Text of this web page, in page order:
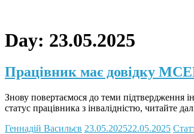
Day: 23.05.2025
Працівник має довідку
Знову повертаємося до теми підтвердження
статус працівника з інвалідністю, читайте
Геннадій Васильєв 23.05.202522.05.2025